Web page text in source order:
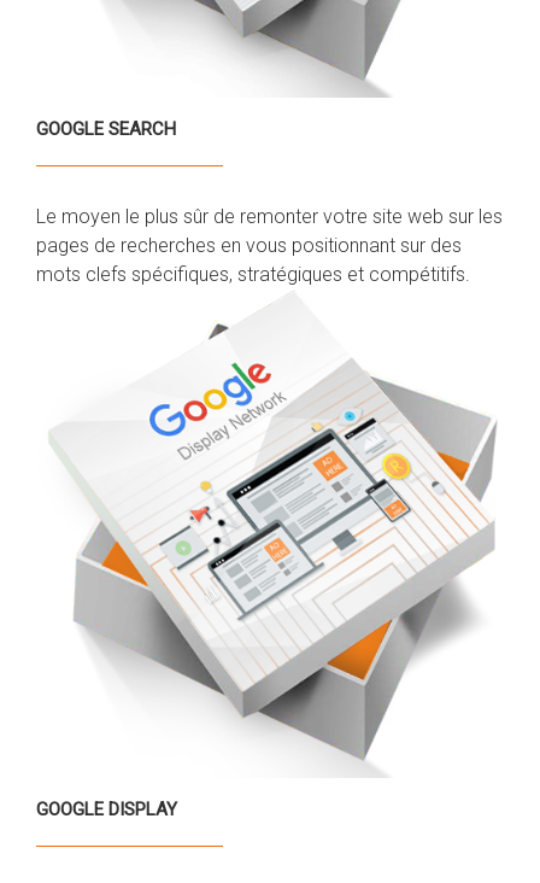
GOOGLE SEARCH
Le moyen le plus sûr de remonter votre site web sur les
pages de recherches en vous positionnant sur des
mots clefs spécifiques, stratégiques et compétitifs.
GOOGLE DISPLAY